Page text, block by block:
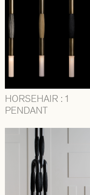
HORSEHAIR : 1
PENDANT